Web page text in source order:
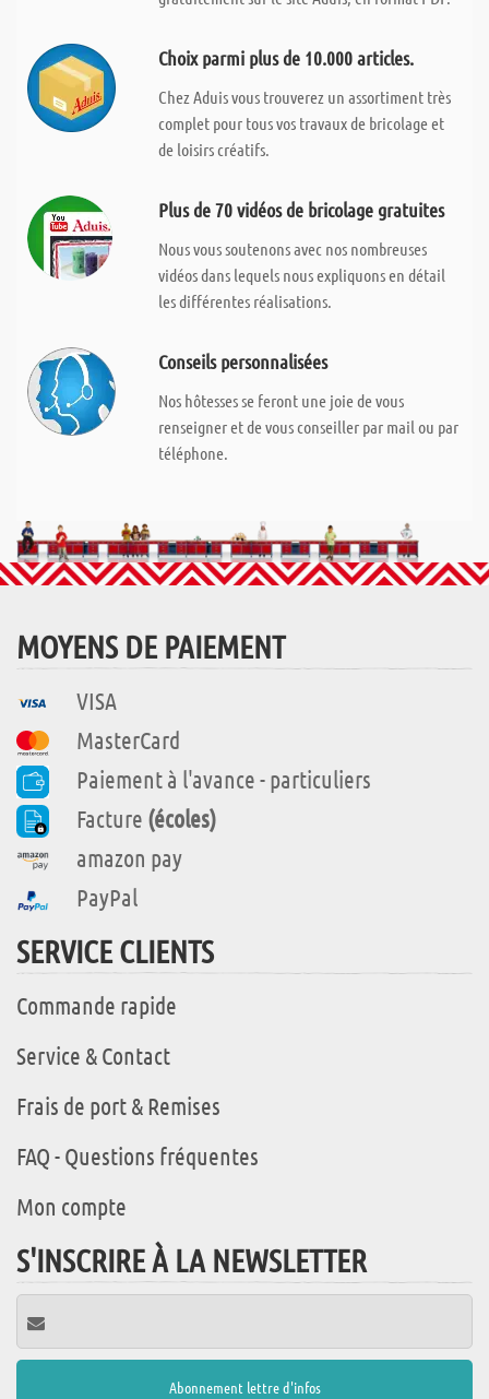
Choix parmi plus de 10.000 articles.
Chez Aduis vous trouverez un assortiment très
complet pour tous vos travaux de bricolage et
de loisirs créatifs.
Plus de 70 vidéos de bricolage gratuites
Nous vous soutenons avec nos nombreuses
vidéos dans lequels nous expliquons en détail
les différentes réalisations.
Conseils personnalisées
Nos hôtesses se feront une joie de vous
renseigner et de vous conseiller par mail ou par
téléphone.
MOYENS DE PAIEMENT
VISA
MasterCard
Paiement à l'avance - particuliers
Facture (écoles)
amazon pay
PayPal
SERVICE CLIENTS
Commande rapide
Service & Contact
Frais de port & Remises
FAQ - Questions fréquentes
Mon compte
S'INSCRIRE À LA NEWSLETTER